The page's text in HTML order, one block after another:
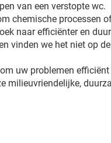
van een verstopte wc.
chemische processen
naar efficiënter en
vinden we het niet op
uw problemen
milieuvriendelijke,